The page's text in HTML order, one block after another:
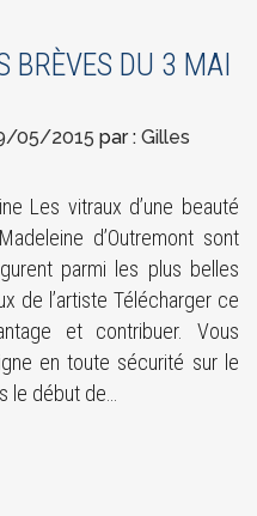
BRÈVES DU 3 MAI
05/2015 par : Gilles
Les vitraux d’une beauté
d’Outremont sont
parmi les plus belles
de l’artiste Télécharger ce
et contribuer. Vous
en toute sécurité sur le
le début de…